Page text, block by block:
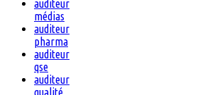
auditeur
médias
auditeur
pharma
auditeur
qse
auditeur
qualité